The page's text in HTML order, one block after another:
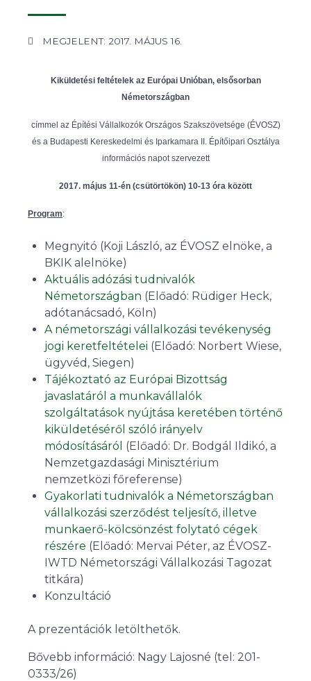
MEGJELENT: 2017. MÁJUS 16.
Kiküldetési feltételek az Európai Unióban, elsősorban
Németországban
címmel az Építési Vállalkozók Országos Szakszövetsége (ÉVOSZ)
és a Budapesti Kereskedelmi és Iparkamara II. Építőipari Osztálya
információs napot szervezett
2017. május 11-én (csütörtökön) 10-13 óra között
Program:
Megnyitó (Koji László, az ÉVOSZ elnöke, a
BKIK alelnöke)
Aktuális adózási tudnivalók
Németországban (Előadó: Rüdiger Heck,
adótanácsadó, Köln)
A németországi vállalkozási tevékenység
jogi keretfeltételei (Előadó: Norbert Wiese,
ügyvéd, Siegen)
Tájékoztató az Európai Bizottság
javaslatáról a munkavállalók
szolgáltatások nyújtása keretében történő
kiküldetéséről szóló irányelv
módosításáról (Előadó: Dr. Bodgál Ildikó, a
Nemzetgazdasági Minisztérium
nemzetközi főreferense)
Gyakorlati tudnivalók a Németországban
vállalkozási szerződést teljesítő, illetve
munkaerő-kölcsönzést folytató cégek
részére (Előadó: Mervai Péter, az ÉVOSZ-
IWTD Németországi Vállalkozási Tagozat
titkára)
Konzultáció
A prezentációk letölthetők.
Bővebb információ: Nagy Lajosné (tel: 201-
0333/26)